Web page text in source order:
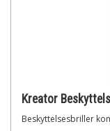
Kreator
Beskyttelsesbriller